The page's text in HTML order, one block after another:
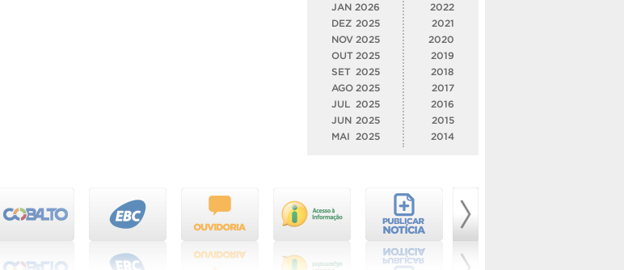
JAN 2026
DEZ 2025
NOV 2025
OUT 2025
SET 2025
AGO 2025
JUL
2025
JUN 2025
MAI
2025
2022
2021
2020
2019
2018
2017
2016
2015
2014